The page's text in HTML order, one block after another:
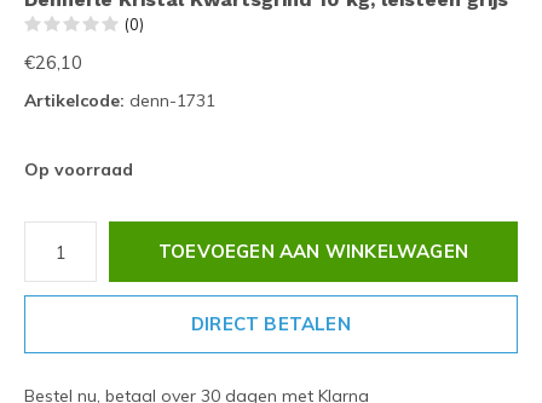
(0)
€26,10
Artikelcode: denn-1731
Op voorraad
TOEVOEGEN AAN WINKELWAGEN
DIRECT BETALEN
Bestel nu, betaal over 30 dagen met Klarna